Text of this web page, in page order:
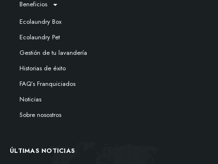
Beneficios
Ecolaundry Box
Ecolaundry Pet
Gestión de tu lavandería
Historias de éxito
FAQ’s Franquiciados
Noticias
Sobre nosostros
ÚLTIMAS NOTICIAS